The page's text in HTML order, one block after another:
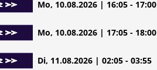
Mo, 10.08.2026 | 16:05 - 17:00
Mo, 10.08.2026 | 17:05 - 18:00
Di, 11.08.2026 | 02:05 - 03:55